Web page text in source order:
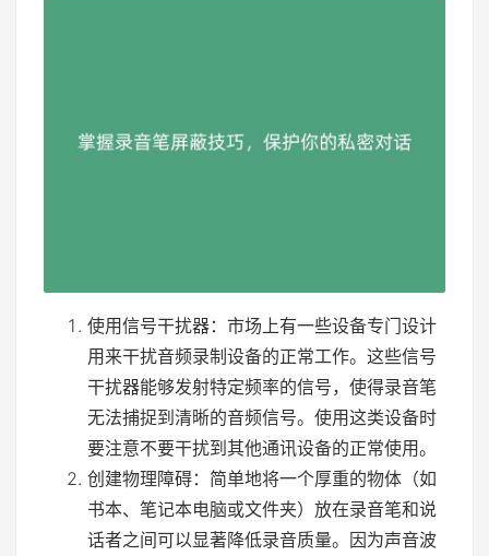
使用信号干扰器：市场上有一些设备专门设计
用来干扰音频录制设备的正常工作。这些信号
干扰器能够发射特定频率的信号，使得录音笔
无法捕捉到清晰的音频信号。使用这类设备时
要注意不要干扰到其他通讯设备的正常使用。
创建物理障碍：简单地将一个厚重的物体（如
书本、笔记本电脑或文件夹）放在录音笔和说
话者之间可以显著降低录音质量。因为声音波